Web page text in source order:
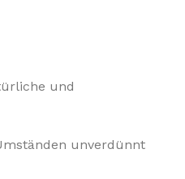
und
unverdünnt